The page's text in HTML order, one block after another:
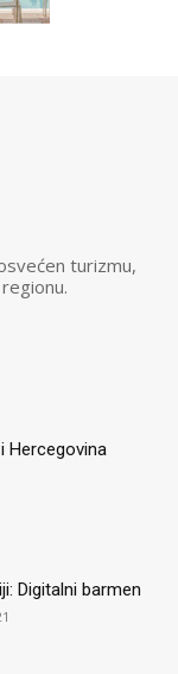
turizmu,
Hercegovina
Digitalni barmen